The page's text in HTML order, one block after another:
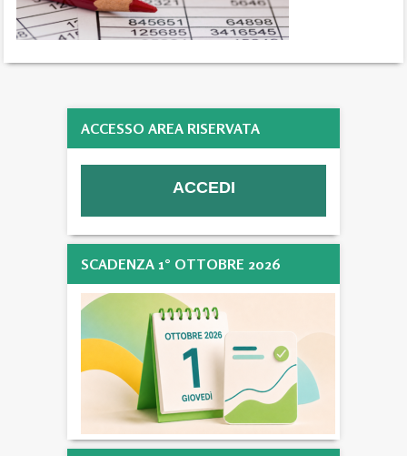
ACCESSO AREA RISERVATA
SCADENZA 1° OTTOBRE 2026